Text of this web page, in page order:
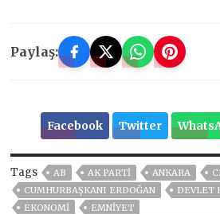
Paylaş:
Facebook Twitter
Tags AB AK PARTİ ANKARA
CUMHURBAŞKANI ERDOĞAN
DEVLET
EKONOMİ
EMNİYET